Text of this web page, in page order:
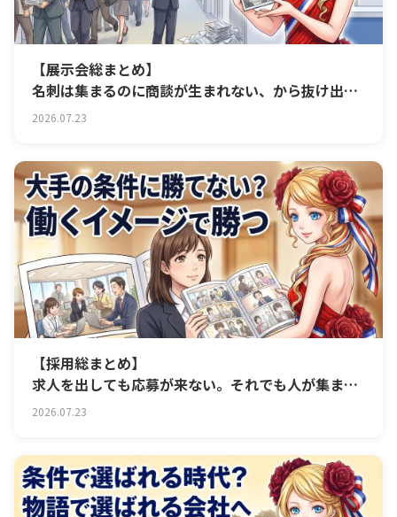
【展示会総まとめ】
名刺は集まるのに商談が生まれない、から抜け出す
「前・中・後」
2026.07.23
【採用総まとめ】
求人を出しても応募が来ない。それでも人が集まる
会社になるまで
2026.07.23